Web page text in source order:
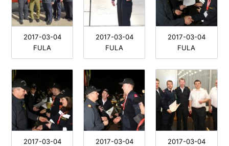
2017-03-04
FULA
2017-03-04
FULA
2017-03-04
FULA
2017-03-04
2017-03-04
2017-03-04